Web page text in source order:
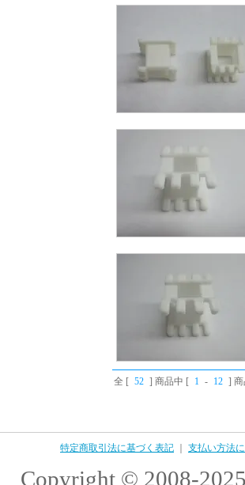
全 [ 52 ] 商品中 [ 1 - 12 ] 商
特定商取引法に基づく表記 支払い方法
Copyright © 2008-